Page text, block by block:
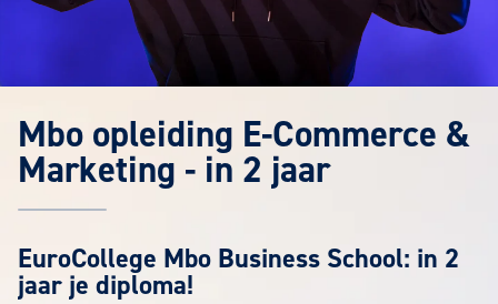
Mbo opleiding E-Commerce &
Marketing - in 2 jaar
EuroCollege Mbo Business School: in 2
jaar je diploma!